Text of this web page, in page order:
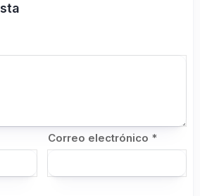
Correo electrónico *